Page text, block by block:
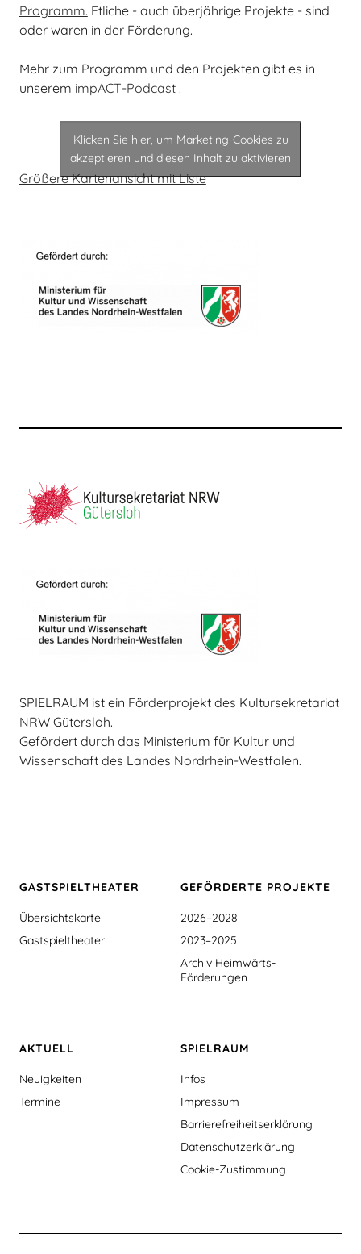
Programm. Etliche - auch überjährige Projekte - sind
oder waren in der Förderung.
Mehr zum Programm und den Projekten gibt es in
unserem impACT-Podcast.
Klicken Sie hier, um Marketing-Cookies zu
akzeptieren und diesen Inhalt zu aktivieren
Größere Kartenansicht mit Liste
SPIELRAUM ist ein Förderprojekt des Kultursekretariat
NRW Gütersloh.
Gefördert durch das Ministerium für Kultur und
Wissenschaft des Landes Nordrhein-Westfalen.
GASTSPIEL­THEATER
Übersichtskarte
Gastspieltheater
GEFÖRDERTE PROJEKTE
2026–2028
2023–2025
Archiv Heimwärts-
Förderungen
AKTUELL
Neuigkeiten
Termine
SPIELRAUM
Infos
Impressum
Barrierefreiheitserklärung
Datenschutzerklärung
Cookie-Zustimmung